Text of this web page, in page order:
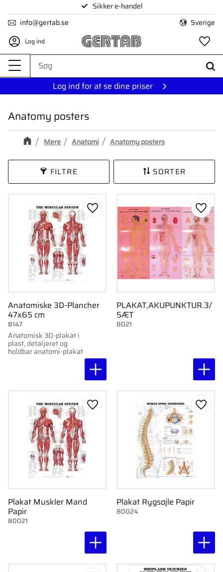
Menu
Sikker e-handel
info@gertab.se
Sverige
Log ind
Log ind for at se dine priser
Anatomy posters
Mere Anatomi Anatomy posters
FILTRE SORTER
Anatomiske 3D-Plancher
47x65 cm
Anatomisk 3D-plakat i
plast, detaljeret og
holdbar anatomi-plakat
8147
Gem som favorit
PLAKAT,AKUPUNKTUR.3/
SÆT
8021
Gem
Plakat Muskler Mand
Papir
80021
Gem som favorit
Plakat Rygsøjle Papir
80024
Gem